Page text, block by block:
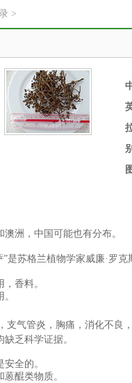
>
澳洲 ，中国可能也有分布。
”是苏格兰植物学家威廉·罗克
，香料。
。
支气管炎，胸痛，消化不
乏科学证据。
全的。
蒽醌类物质。